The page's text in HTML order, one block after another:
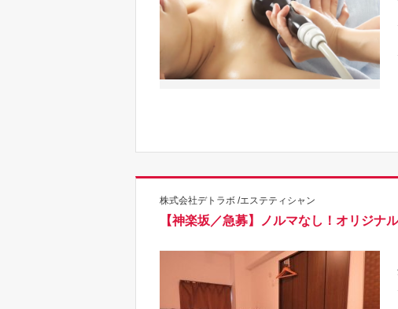
株式会社デトラボ /エステティシャン
【神楽坂／急募】ノルマなし！オリジ